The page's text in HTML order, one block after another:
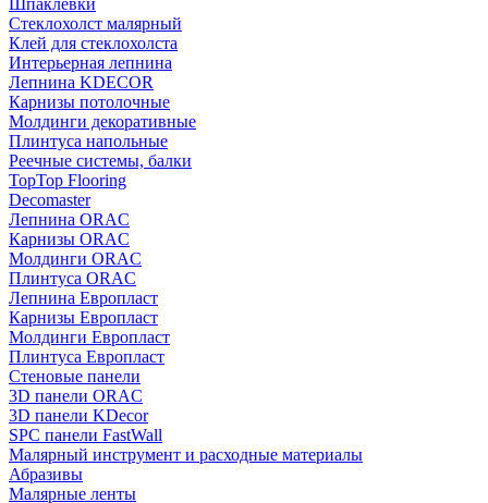
Шпаклевки
Стеклохолст малярный
Клей для стеклохолста
Интерьерная лепнина
Лепнина KDECOR
Карнизы потолочные
Молдинги декоративные
Плинтуса напольные
Реечные системы, балки
TopTop Flooring
Decomaster
Лепнина ORAC
Карнизы ORAC
Молдинги ORAC
Плинтуса ORAC
Лепнина Европласт
Карнизы Европласт
Молдинги Европласт
Плинтуса Европласт
Стеновые панели
3D панели ORAC
3D панели KDecor
SPC панели FastWall
Малярный инструмент и расходные материалы
Абразивы
Малярные ленты